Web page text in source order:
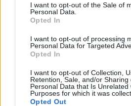
I want to opt-out of the Sale of
Personal Data.
Opted In
I want to opt-out of processing
Personal Data for Targeted
Opted In
I want to opt-out of Collection,
Retention, Sale, and/or Sharing
Personal Data that Is Unrelated
Purposes for which it was
Opted Out